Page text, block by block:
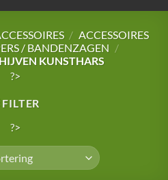
/ ACCESSOIRES
/ BANDENZAGEN /
KUNSTHARS
?>
FILTER
?>